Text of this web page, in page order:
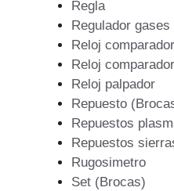
Regla
Regulador gases
Reloj
Reloj
Reloj palpador
Repuesto
Repuestos
Repuestos
Rugosimetro
Set (Brocas)